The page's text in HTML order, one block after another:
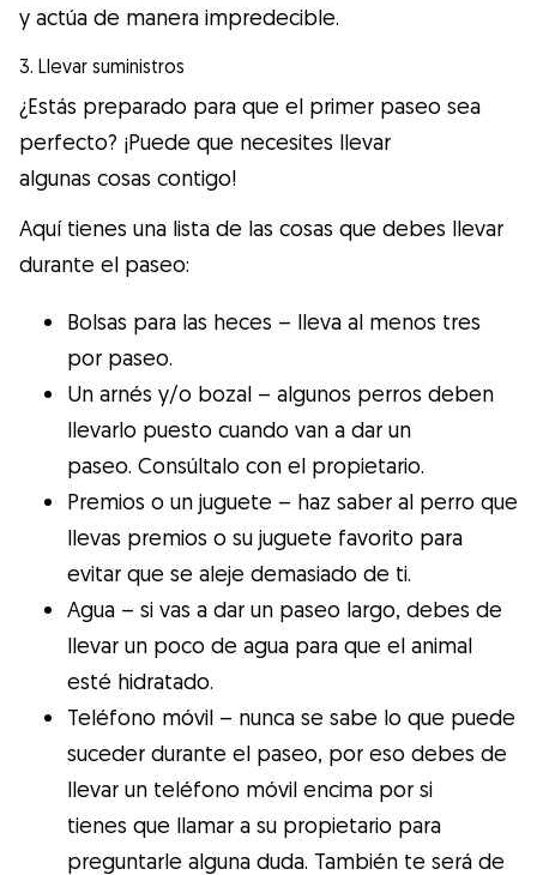
y actúa de manera impredecible.
3. Llevar suministros
¿Estás preparado para que el primer paseo sea
perfecto? ¡Puede que necesites llevar
algunas cosas contigo!
Aquí tienes una lista de las cosas que debes llevar
durante el paseo:
Bolsas para las heces – lleva al menos tres
por paseo.
Un arnés y/o bozal – algunos perros deben
llevarlo puesto cuando van a dar un
paseo. Consúltalo con el propietario.
Premios o un juguete – haz saber al perro que
llevas premios o su juguete favorito para
evitar que se aleje demasiado de ti.
Agua – si vas a dar un paseo largo, debes de
llevar un poco de agua para que el animal
esté hidratado.
Teléfono móvil – nunca se sabe lo que puede
suceder durante el paseo, por eso debes de
llevar un teléfono móvil encima por si
tienes que llamar a su propietario para
preguntarle alguna duda. También te será de